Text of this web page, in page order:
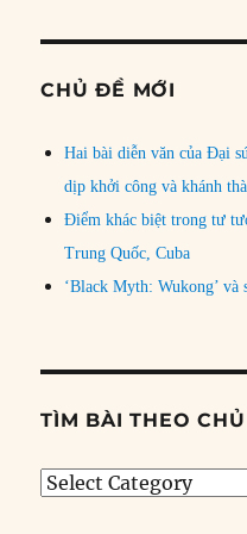
CHỦ ĐỀ MỚI
Hai bài diễn văn của Đại
dịp khởi công và khánh
Điểm khác biệt trong tư
Trung Quốc, Cuba
‘Black Myth: Wukong’ và
TÌM BÀI THEO
Tìm